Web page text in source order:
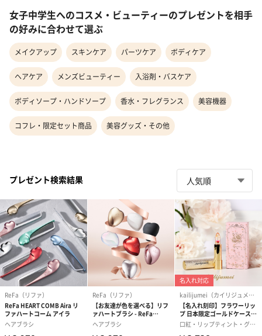
女子中学生へのコスメ・ビューティーのプレゼントを相手
の好みに合わせて選ぶ
メイクアップ スキンケア パーツケア ボディケア
ヘアケア メンズビューティー 入浴剤・バスケア
ボディソープ・ハンドソープ 香水・フレグランス 美容機器
コフレ・限定セット商品 美容グッズ・その他
プレゼント検索結果